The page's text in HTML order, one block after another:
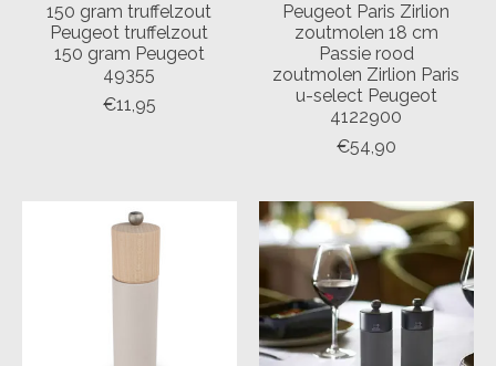
150 gram truffelzout
Peugeot truffelzout
150 gram Peugeot
49355
€11,95
Peugeot Paris Zirlion
zoutmolen 18 cm
Passie rood
zoutmolen Zirlion Paris
u-select Peugeot
4122900
€54,90